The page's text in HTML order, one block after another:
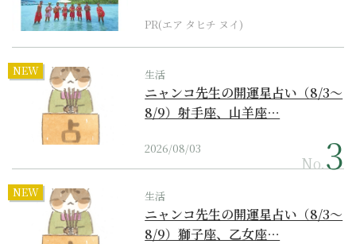
PR(エア タヒチ ヌイ)
NEW 生活
ニャンコ先生の開運星占い（8/3～
8/9）射手座、山羊座…
2026/08/03
No.
NEW 生活
ニャンコ先生の開運星占い（8/3～
8/9）獅子座、乙女座…